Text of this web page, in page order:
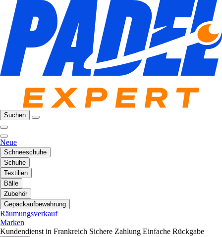
Suchen
Neue
Schneeschuhe
Schuhe
Textilien
Bälle
Zubehör
Gepäckaufbewahrung
Räumungsverkauf
Marken
Kundendienst in Frankreich Sichere Zahlung Einfache Rückgabe